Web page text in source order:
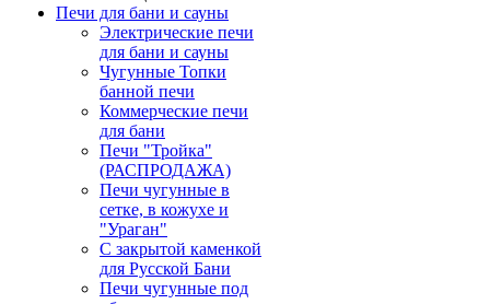
Печи для бани и сауны
Электрические печи
для бани и сауны
Чугунные Топки
банной печи
Коммерческие печи
для бани
Печи "Тройка"
(РАСПРОДАЖА)
Печи чугунные в
сетке, в кожухе и
"Ураган"
С закрытой каменкой
для Русской Бани
Печи чугунные под